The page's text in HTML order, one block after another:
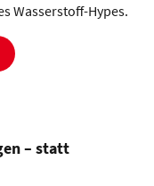
Wasserstoff-Hypes.
– statt